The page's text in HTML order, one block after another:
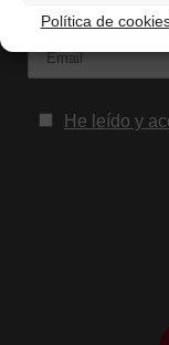
Política de
He leído y